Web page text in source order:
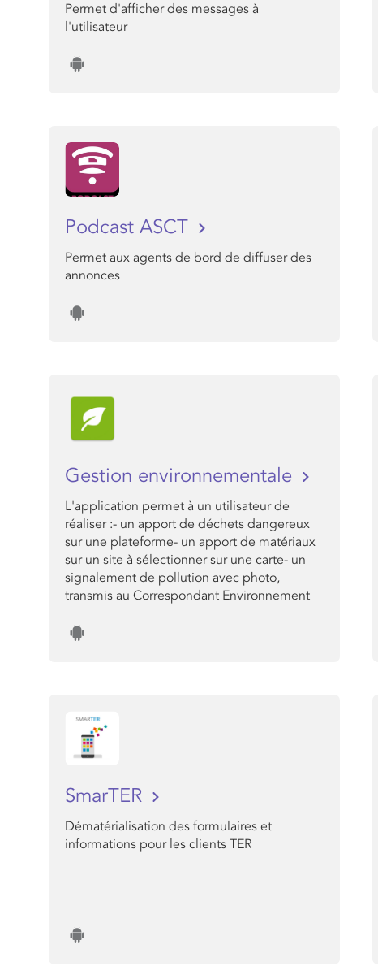
Permet d'afficher des messages à
l'utilisateur
Podcast ASCT
Permet aux agents de bord de diffuser des
annonces
Gestion environnementale
L'application permet à un utilisateur de
réaliser :- un apport de déchets dangereux
sur une plateforme- un apport de matériaux
sur un site à sélectionner sur une carte- un
signalement de pollution avec photo,
transmis au Correspondant Environnement
SmarTER
Dématérialisation des formulaires et
informations pour les clients TER